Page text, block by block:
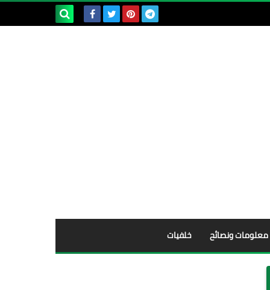
معلومات ونصائح خلفيات